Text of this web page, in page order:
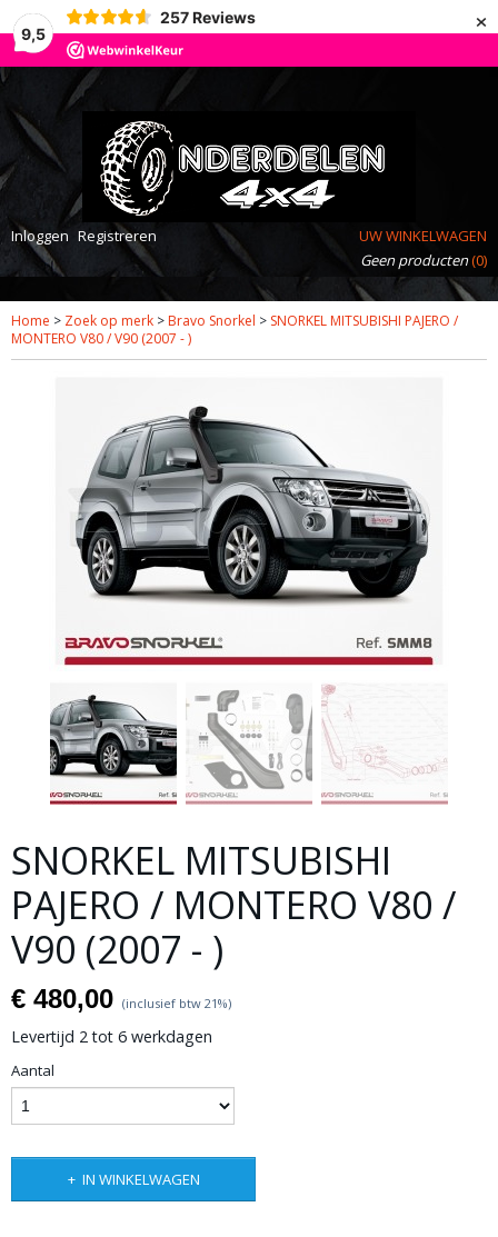
9,5
257 Reviews ×
Inloggen Registreren
UW WINKELWAGEN
Geen producten(0)
Home > Zoek op merk > Bravo Snorkel > SNORKEL MITSUBISHI PAJERO /
MONTERO V80 / V90 (2007 - )
SNORKEL MITSUBISHI
PAJERO / MONTERO V80 /
V90 (2007 - )
€ 480,00 (inclusief btw 21%)
Levertijd 2 tot 6 werkdagen
Aantal
IN WINKELWAGEN